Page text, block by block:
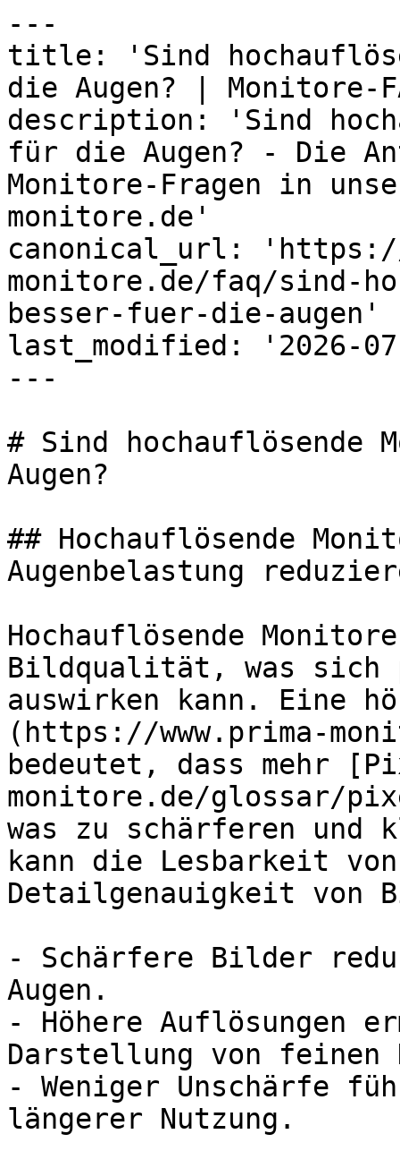
---
title: 'Sind
die Augen? | Monitore-
description: 'Sind
für die Augen? - Die
Monitore-Fragen in
monitore.de'
canonical_url: 'https://
monitore.de/faq/sind-
besser-fuer-die-augen'
last_modified: '2026-
---
# Sind hochauflösende
Augen?
## Hochauflösende
Augenbelastung
Hochauflösende
Bildqualität, was sich
auswirken kann. Eine
(https://www.prima-
bedeutet, dass mehr
monitore.de/glossar/
was zu schärferen
kann die Lesbarkeit
Detailgenauigkeit von
- Schärfere Bilder
Augen.
- Höhere Auflösungen
Darstellung von
- Weniger Unschärfe
längerer Nutzung.